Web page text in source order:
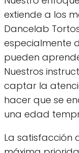
extiende a los
Dancelab
especialmente
pueden
Nuestros
captar la
hacer que se
una edad
La satisfacción